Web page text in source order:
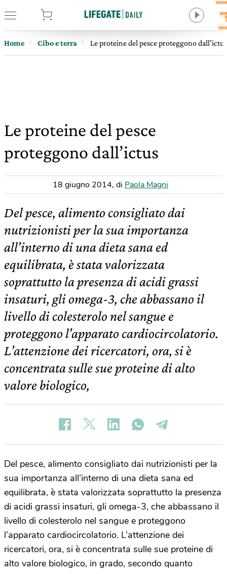
Home Cibo e terra Le proteine del pesce proteggono dall’ictus
Le proteine del pesce
proteggono dall’ictus
18 giugno 2014, di Paola Magni
Del pesce, alimento consigliato dai
nutrizionisti per la sua importanza
all’interno di una dieta sana ed
equilibrata, è stata valorizzata
soprattutto la presenza di acidi grassi
insaturi, gli omega-3, che abbassano il
livello di colesterolo nel sangue e
proteggono l’apparato cardiocircolatorio.
L’attenzione dei ricercatori, ora, si è
concentrata sulle sue proteine di alto
valore biologico,
Del pesce, alimento consigliato dai nutrizionisti per la
sua importanza all’interno di una dieta sana ed
equilibrata, è stata valorizzata soprattutto la presenza
di acidi grassi insaturi, gli omega-3, che abbassano il
livello di colesterolo nel sangue e proteggono
l’apparato cardiocircolatorio. L’attenzione dei
ricercatori, ora, si è concentrata sulle sue proteine di
alto valore biologico, in grado, secondo quanto